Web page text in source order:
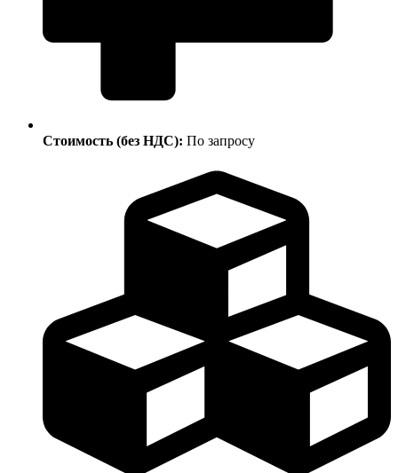
Стоимость (без НДС): По запросу